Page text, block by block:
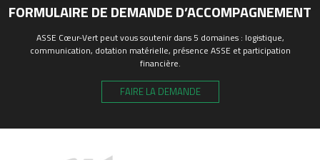
FORMULAIRE DE DEMANDE D’ACCOMPAGNEMENT
ASSE Cœur-Vert peut vous soutenir dans 5 domaines : logistique,
communication, dotation matérielle, présence ASSE et participation
financière.
FAIRE LA DEMANDE